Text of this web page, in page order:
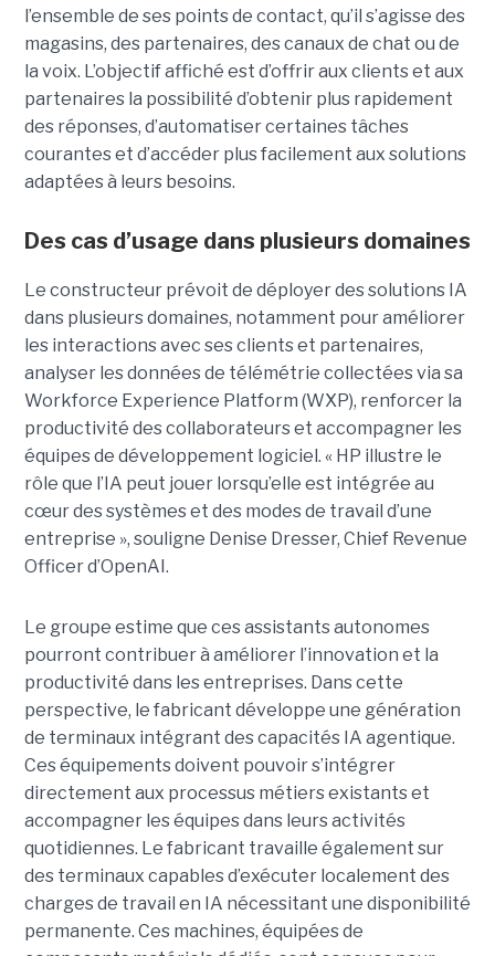
l’ensemble de ses points de contact, qu’il s’agisse des
magasins, des partenaires, des canaux de chat ou de
la voix. L’objectif affiché est d’offrir aux clients et aux
partenaires la possibilité d’obtenir plus rapidement
des réponses, d’automatiser certaines tâches
courantes et d’accéder plus facilement aux solutions
adaptées à leurs besoins.
Des cas d’usage dans plusieurs domaines
Le constructeur prévoit de déployer des solutions IA
dans plusieurs domaines, notamment pour améliorer
les interactions avec ses clients et partenaires,
analyser les données de télémétrie collectées via sa
Workforce Experience Platform (WXP), renforcer la
productivité des collaborateurs et accompagner les
équipes de développement logiciel. « HP illustre le
rôle que l’IA peut jouer lorsqu’elle est intégrée au
cœur des systèmes et des modes de travail d’une
entreprise », souligne Denise Dresser, Chief Revenue
Officer d’OpenAI.
Le groupe estime que ces assistants autonomes
pourront contribuer à améliorer l’innovation et la
productivité dans les entreprises. Dans cette
perspective, le fabricant développe une génération
de terminaux intégrant des capacités IA agentique.
Ces équipements doivent pouvoir s’intégrer
directement aux processus métiers existants et
accompagner les équipes dans leurs activités
quotidiennes. Le fabricant travaille également sur
des terminaux capables d’exécuter localement des
charges de travail en IA nécessitant une disponibilité
permanente. Ces machines, équipées de